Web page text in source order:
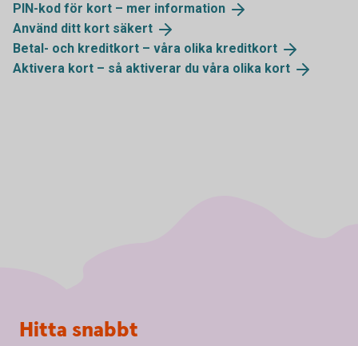
PIN-kod för kort – mer information
Använd ditt kort säkert
Betal- och kreditkort – våra olika kreditkort
Aktivera kort – så aktiverar du våra olika kort
Sidfot
Hitta snabbt